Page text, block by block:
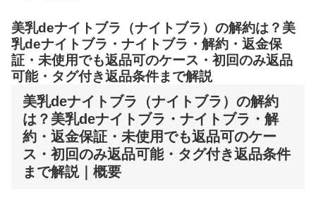
美乳deナイトブラ（ナイトブラ）の解約は？美
乳deナイトブラ・ナイトブラ・解約・返金保
証・未使用でも返品可のケース・初回のみ返品
可能・タグ付き返品条件まで解説
美乳deナイトブラ（ナイトブラ）の解約
は？美乳deナイトブラ・ナイトブラ・解
約・返金保証・未使用でも返品可のケー
ス・初回のみ返品可能・タグ付き返品条件
まで解説｜概要